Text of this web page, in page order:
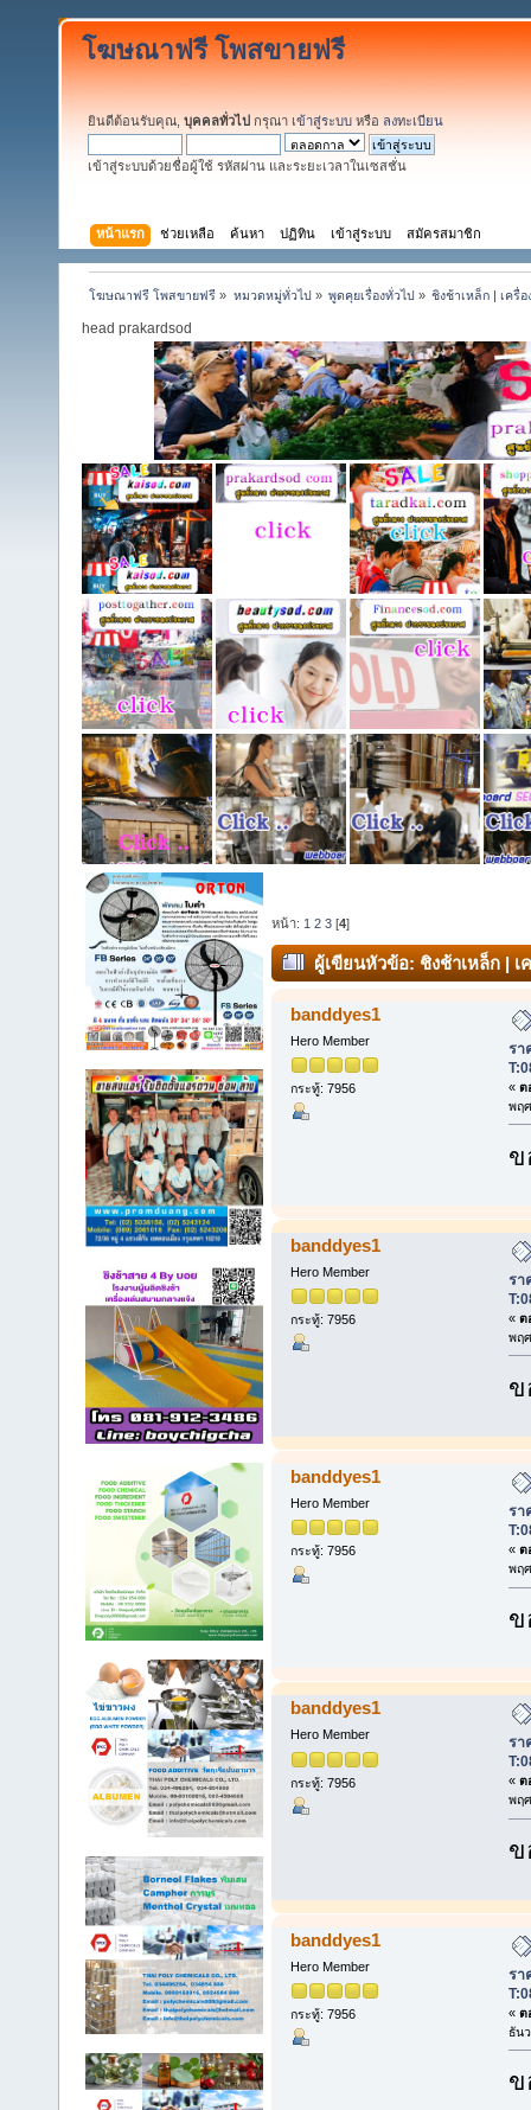
โฆษณาฟรี โพสขายฟรี
ยินดีต้อนรับคุณ, บุคคลทั่วไป กรุณา เข้าสู่ระบบ หรือ ลงทะเบียน
เข้าสู่ระบบด้วยชื่อผู้ใช้ รหัสผ่าน และระยะเวลาในเซสชั่น
หน้าแรก ช่วยเหลือ ค้นหา ปฏิทิน เข้าสู่ระบบ สมัครสมาชิก
โฆษณาฟรี โพสขายฟรี » หมวดหมู่ทั่วไป» พูดคุยเรื่องทั่วไป» ชิงช้าเหล็ก | เครื่
head prakardsod
หน้า: 1 2 3 [4]
ผู้เขียนหัวข้อ: ชิงช้าเหล็ก | เ
banddyes1
Hero Member
กระทู้: 7956
รา
« ต
พฤ
ข
banddyes1
Hero Member
กระทู้: 7956
รา
« ต
พฤ
ข
banddyes1
Hero Member
กระทู้: 7956
รา
« ต
พฤ
ข
banddyes1
Hero Member
กระทู้: 7956
รา
« ต
พฤ
ข
banddyes1
Hero Member
กระทู้: 7956
รา
« ต
ธัน
ข